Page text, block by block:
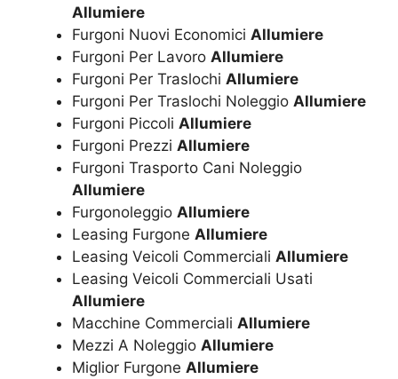
Allumiere
Furgoni Nuovi Economici Allumiere
Furgoni Per Lavoro Allumiere
Furgoni Per Traslochi Allumiere
Furgoni Per Traslochi Noleggio Allumiere
Furgoni Piccoli Allumiere
Furgoni Prezzi Allumiere
Furgoni Trasporto Cani Noleggio
Allumiere
Furgonoleggio Allumiere
Leasing Furgone Allumiere
Leasing Veicoli Commerciali Allumiere
Leasing Veicoli Commerciali Usati
Allumiere
Macchine Commerciali Allumiere
Mezzi A Noleggio Allumiere
Miglior Furgone Allumiere